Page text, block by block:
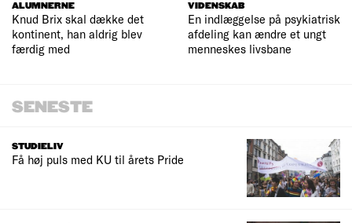
ALUMNERNE
Knud Brix skal dække det
kontinent, han aldrig blev
færdig med
VIDENSKAB
En indlæggelse på psykiatrisk
afdeling kan ændre et ungt
menneskes livsbane
SENESTE
STUDIELIV
Få høj puls med KU til årets Pride